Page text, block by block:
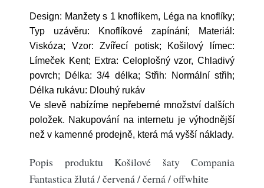
Design: Manžety s 1 knoflíkem, Léga na knoflíky;
Typ uzávěru: Knoflíkové zapínání; Materiál:
Viskóza; Vzor: Zvířecí potisk; Košilový límec:
Límeček Kent; Extra: Celoplošný vzor, Chladivý
povrch; Délka: 3/4 délka; Střih: Normální střih;
Délka rukávu: Dlouhý rukáv
Ve slevě nabízíme nepřeberné množství dalších
položek. Nakupování na internetu je výhodnější
než v kamenné prodejně, která má vyšší náklady.
Popis produktu Košilové šaty Compania
Fantastica žlutá / červená / černá / offwhite